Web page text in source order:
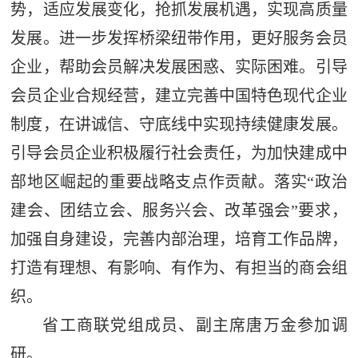
势，适应发展变化，抢抓发展机遇，实现高质量
发展。进一步发挥桥梁纽带作用，更好服务会员
企业，帮助会员解决发展困惑、实际困难。引导
会员企业合规经营，建立完善中国特色现代企业
制度，在讲诚信、守底线中实现持续健康发展。
引导会员企业积极履行社会责任，为‌加快建成中
部地区崛起的重要战略支点作贡献。落实“政治
建会、团结立会、服务兴会、改革强会”要求，
加强自身建设，完善内部治理，培育工作品牌，
打造有理想、有影响、有作为、有担当的商会组
织。
省工商联党组成员、副主席唐万金参加调
研。